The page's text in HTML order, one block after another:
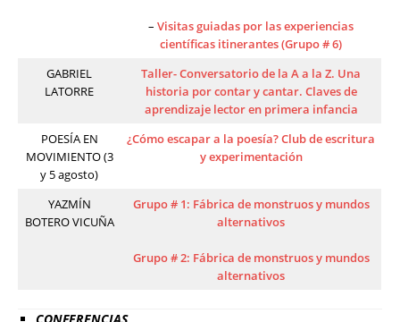
– Visitas guiadas por las experiencias
científicas itinerantes (Grupo # 6)
GABRIEL
LATORRE
Taller- Conversatorio de la A a la Z. Una
historia por contar y cantar. Claves de
aprendizaje lector en primera infancia
POESÍA EN
MOVIMIENTO (3
y 5 agosto)
¿Cómo escapar a la poesía? Club de escritura
y experimentación
YAZMÍN
BOTERO VICUÑA
Grupo # 1: Fábrica de monstruos y mundos
alternativos
Grupo # 2: Fábrica de monstruos y mundos
alternativos